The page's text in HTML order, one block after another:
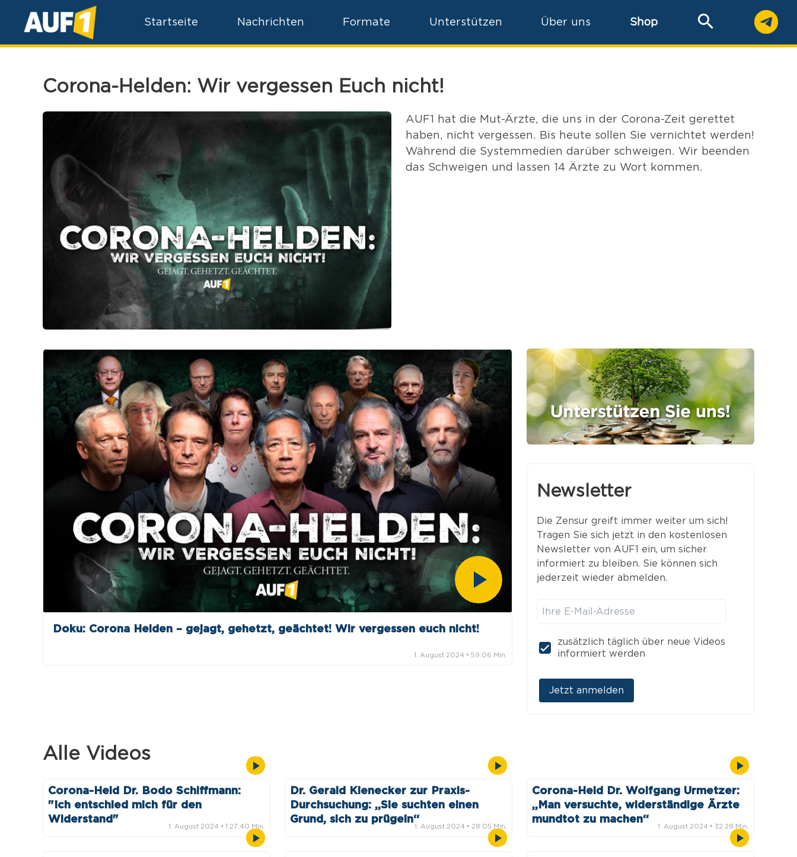
Startseite Nachrichten Formate Unterstützen Über uns Shop
Corona-Helden: Wir vergessen Euch nicht!
AUF1 hat die Mut-Ärzte, die uns in der Corona-Zeit gerettet
haben, nicht vergessen. Bis heute sollen Sie vernichtet werden!
Während die Systemmedien darüber schweigen. Wir beenden
das Schweigen und lassen 14 Ärzte zu Wort kommen.
Play
Video
Doku: Corona Helden – gejagt, gehetzt, geächtet! Wir vergessen euch nicht!
1. August 2024 • 59:06 Min.
Newsletter
Die Zensur greift immer weiter um sich!
Tragen Sie sich jetzt in den kostenlosen
Newsletter von AUF1 ein, um sicher
informiert zu bleiben. Sie können sich
jederzeit wieder abmelden.
zusätzlich täglich über neue Videos
informiert werden
Jetzt anmelden
Alle Videos
Corona-Held Dr. Bodo Schiffmann:
"Ich entschied mich für den
Widerstand"
1. August 2024 • 1:27:40 Min.
Dr. Gerald Kienecker zur Praxis-
Durchsuchung: „Sie suchten einen
Grund, sich zu prügeln“
1. August 2024 • 28:05 Min.
Corona-Held Dr. Wolfgang Urmetzer:
„Man versuchte, widerständige Ärzte
mundtot zu machen“
1. August 2024 • 32:28 Min.